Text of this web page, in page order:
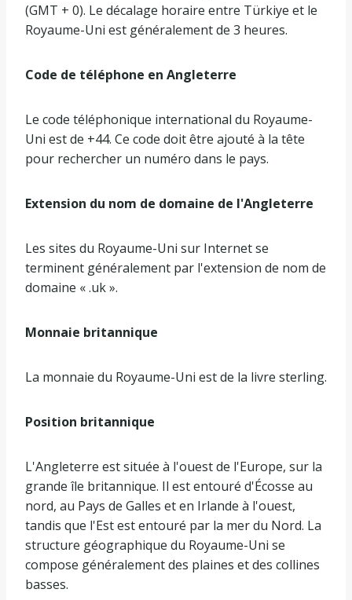
(GMT + 0). Le décalage horaire entre Türkiye et le
Royaume-Uni est généralement de 3 heures.
Code de téléphone en Angleterre
Le code téléphonique international du Royaume-
Uni est de +44. Ce code doit être ajouté à la tête
pour rechercher un numéro dans le pays.
Extension du nom de domaine de l'Angleterre
Les sites du Royaume-Uni sur Internet se
terminent généralement par l'extension de nom de
domaine « .uk ».
Monnaie britannique
La monnaie du Royaume-Uni est de la livre sterling.
Position britannique
L'Angleterre est située à l'ouest de l'Europe, sur la
grande île britannique. Il est entouré d'Écosse au
nord, au Pays de Galles et en Irlande à l'ouest,
tandis que l'Est est entouré par la mer du Nord. La
structure géographique du Royaume-Uni se
compose généralement des plaines et des collines
basses.